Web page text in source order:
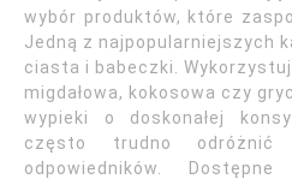
wybór produktów, które
Jedną z najpopularniejszych
ciasta i babeczki.
migdałowa, kokosowa czy
wypieki o doskonałej
często trudno
odpowiedników.